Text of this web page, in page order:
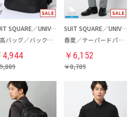
SUIT SQUARE／UNIVERSAL LANGUAGE
最高バッグ／バックパック
4,944
SUIT SQUARE／UNIVERSAL LANGUAGE
春夏／テーパードパンツ
￥ 6,152
￥8,789